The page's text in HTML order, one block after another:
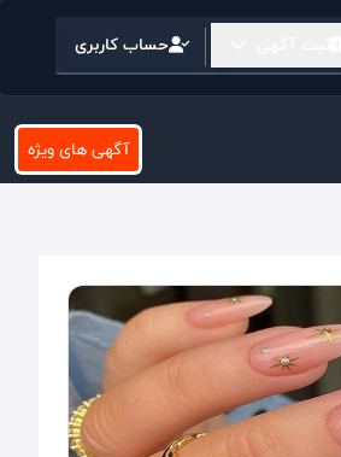
حساب کاربری
آگهی های ویژه